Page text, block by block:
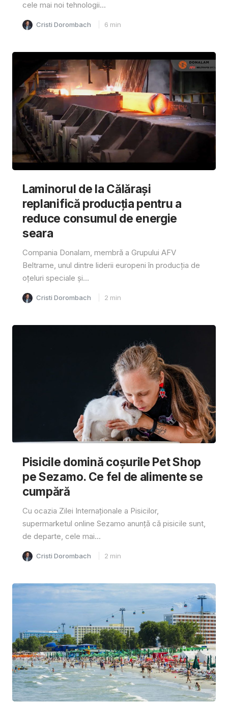
cele mai noi tehnologii...
Cristi Dorombach 6 min
Laminorul de la Călărași
replanifică producția pentru a
reduce consumul de energie
seara
Compania Donalam, membră a Grupului AFV
Beltrame, unul dintre liderii europeni în producția de
oțeluri speciale și...
Cristi Dorombach 2 min
Pisicile domină coșurile Pet Shop
pe Sezamo. Ce fel de alimente se
cumpără
Cu ocazia Zilei Internaționale a Pisicilor,
supermarketul online Sezamo anunță că pisicile sunt,
de departe, cele mai...
Cristi Dorombach 2 min